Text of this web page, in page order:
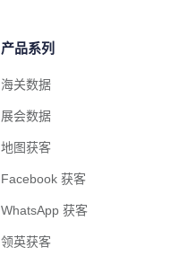
产品系列
海关数据
展会数据
地图获客
Facebook 获客
WhatsApp 获客
领英获客